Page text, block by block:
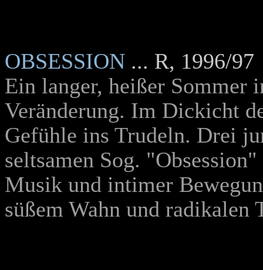
OBSESSION ... R, 1996/97
Ein langer, heißer
Veränderung. Im Dickicht
Gefühle ins Trudeln. Drei
seltsamen Sog.
Musik und intimer
süßem Wahn und radikalen